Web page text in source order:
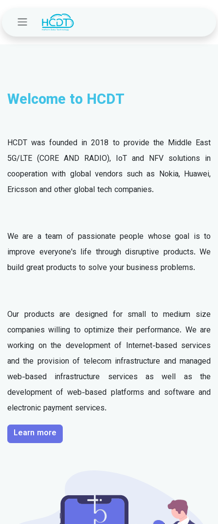
Welcome to HCDT
HCDT was founded in 2018 to provide the Middle East
5G/LTE (CORE AND RADIO), IoT and NFV solutions in
cooperation with global vendors such as Nokia, Huawei,
Ericsson and other global tech companies.
We are a team of passionate people whose goal is to
improve everyone's life through disruptive products. We
build great products to solve your business problems.
Our products are designed for small to medium size
companies willing to optimize their performance. We are
working on the development of Internet-based services
and the provision of telecom infrastructure and managed
web-based infrastructure services as well as the
development of web-based platforms and software and
electronic payment services.
Learn more